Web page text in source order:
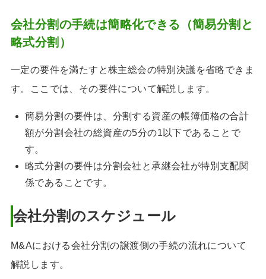
会社分割の手続は簡略化できる（簡易分割と
略式分割）
一定の要件を満たすと株主総会の特別決議を省略できま
す。ここでは、その要件について解説します。
簡易分割の要件は、分割する資産の帳簿価格の合計
額が分割会社の総資産の5分の1以下であることで
す。
略式分割の要件は分割会社と承継会社が特別支配関
係であることです。
会社分割のスケジュール
M&Aにおける会社分割の譲渡側の手続の流れについて
解説します。